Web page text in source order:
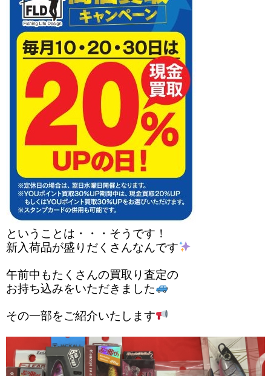
ということは・・・そうです！
新入荷品が盛りだくさんなんです
午前中もたくさんの買取り査定の
お持ち込みをいただきました
その一部をご紹介いたします